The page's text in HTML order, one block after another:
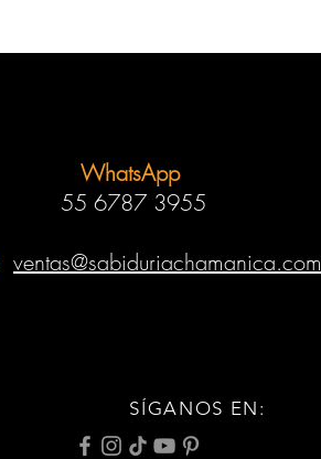
WhatsApp
55 6787 3955
ventas@sabiduriachamanica.com
SÍGANOS EN: